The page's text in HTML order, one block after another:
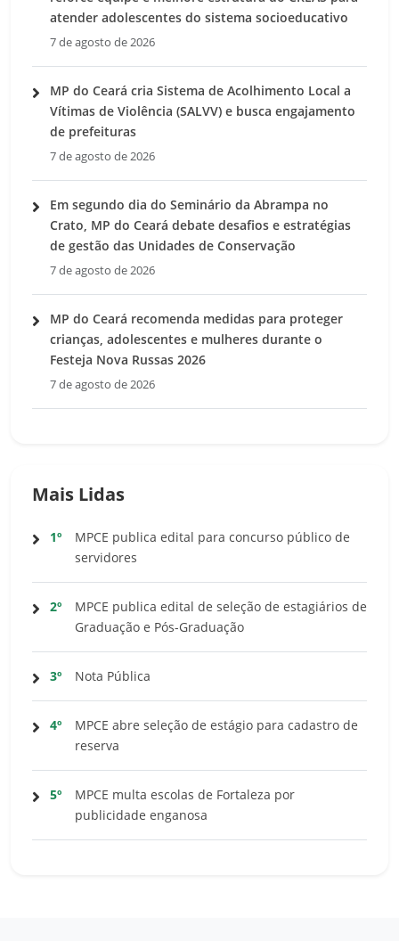
atender adolescentes do sistema socioeducativo
7 de agosto de 2026
MP do Ceará cria Sistema de Acolhimento Local a
Vítimas de Violência (SALVV) e busca engajamento
de prefeituras
7 de agosto de 2026
Em segundo dia do Seminário da Abrampa no
Crato, MP do Ceará debate desafios e estratégias
de gestão das Unidades de Conservação
7 de agosto de 2026
MP do Ceará recomenda medidas para proteger
crianças, adolescentes e mulheres durante o
Festeja Nova Russas 2026
7 de agosto de 2026
Mais Lidas
1º
MPCE publica edital para concurso público de
servidores
2º
MPCE publica edital de seleção de estagiários de
Graduação e Pós-Graduação
3º Nota Pública
4º
MPCE abre seleção de estágio para cadastro de
reserva
5º
MPCE multa escolas de Fortaleza por
publicidade enganosa